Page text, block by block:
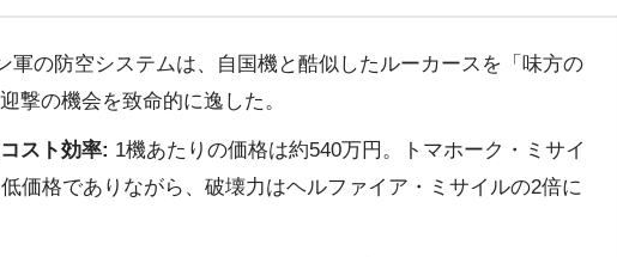
軍の防空システムは、自国機と酷似したルーカースを「味方の
撃の機会を致命的に逸した。
スト効率: 1機あたりの価格は約540万円。トマホーク・ミサイ
価格でありながら、破壊力はヘルファイア・ミサイルの2倍に